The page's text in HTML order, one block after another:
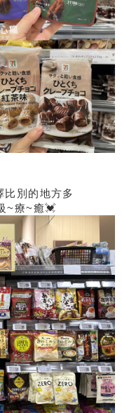
比別的地方多
~療~癒💓